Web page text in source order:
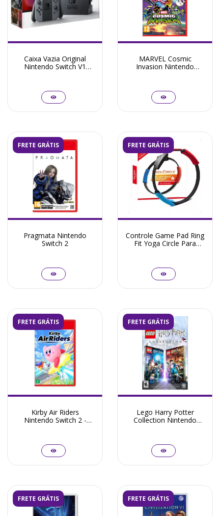
Caixa Vazia Original
Nintendo Switch V1
MARVEL Cosmic
Invasion Nintendo
FRETE GRÁTIS
Pragmata Nintendo
Switch 2
FRETE GRÁTIS
Controle Game Pad Ring
Fit Yoga Circle Para
FRETE GRÁTIS
Kirby Air Riders
Nintendo Switch 2 -
FRETE GRÁTIS
Lego Harry Potter
Collection Nintendo
FRETE GRÁTIS FRETE GRÁTIS